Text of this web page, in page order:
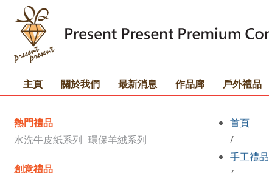
主頁 關於我們 最新消息 作品廊 戶外禮品
熱門禮品
水洗牛皮紙系列 環保羊絨系列
創意禮品
首頁
/
手工禮品